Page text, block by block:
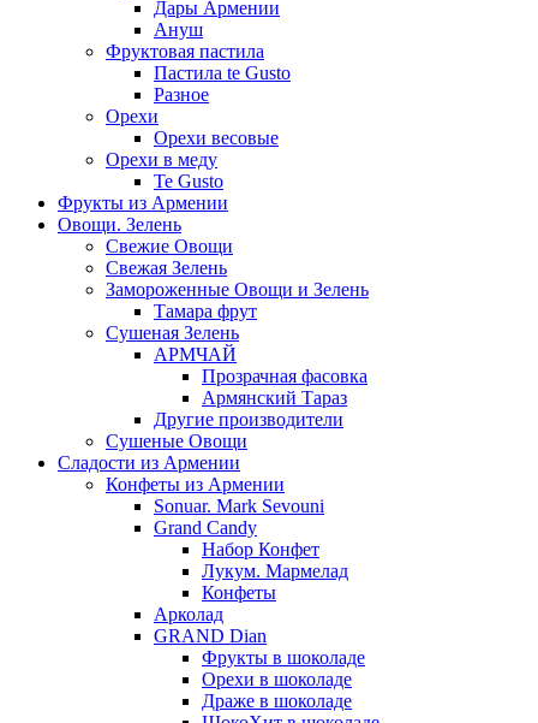
Дары Армении
Ануш
Фруктовая пастила
Пастила te Gusto
Разное
Орехи
Орехи весовые
Орехи в меду
Te Gusto
Фрукты из Армении
Овощи. Зелень
Свежие Овощи
Свежая Зелень
Замороженные Овощи и Зелень
Тамара фрут
Сушеная Зелень
АРМЧАЙ
Прозрачная фасовка
Армянский Тараз
Другие производители
Сушеные Овощи
Сладости из Армении
Конфеты из Армении
Sonuar. Mark Sevouni
Grand Candy
Набор Конфет
Лукум. Мармелад
Конфеты
Арколад
GRAND Dian
Фрукты в шоколаде
Орехи в шоколаде
Драже в шоколаде